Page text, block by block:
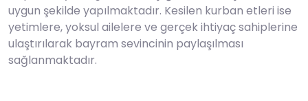
uygun şekilde yapılmaktadır. Kesilen kurban etleri ise
yetimlere, yoksul ailelere ve gerçek ihtiyaç sahiplerine
ulaştırılarak bayram sevincinin paylaşılması
sağlanmaktadır.